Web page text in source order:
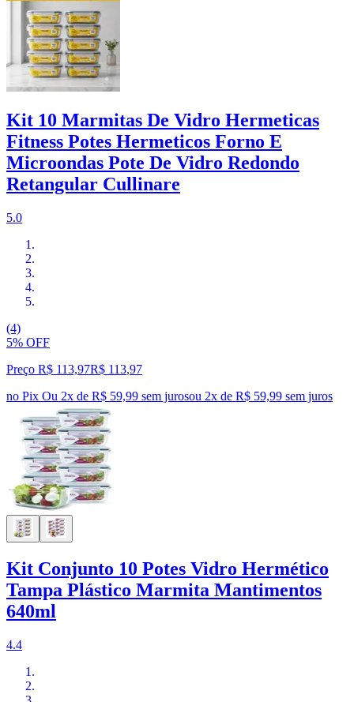
Kit 10 Marmitas De Vidro Hermeticas
Fitness Potes Hermeticos Forno E
Microondas Pote De Vidro Redondo
Retangular Cullinare
5.0
(4)
5% OFF
Preço R$ 113,97R$ 113,97
no Pix Ou 2x de R$ 59,99 sem jurosou 2x de R$ 59,99 sem juros
Kit Conjunto 10 Potes Vidro Hermético
Tampa Plástico Marmita Mantimentos
640ml
4.4